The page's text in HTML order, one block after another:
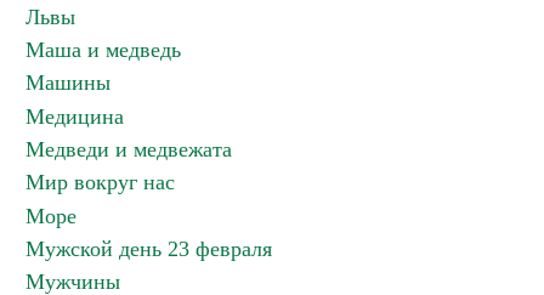
Львы
Маша и медведь
Машины
Медицина
Медведи и медвежата
Мир вокруг нас
Море
Мужской день 23 февраля
Мужчины